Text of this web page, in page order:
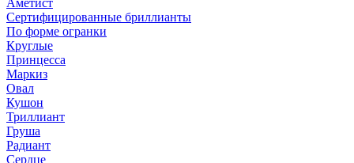
Аметист
Сертифицированные бриллианты
По форме огранки
Круглые
Принцесса
Маркиз
Овал
Кушон
Триллиант
Груша
Радиант
Сердце